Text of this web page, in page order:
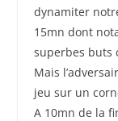
dynamiter
15mn dont
superbes buts
Mais
jeu sur un
A 10mn de la